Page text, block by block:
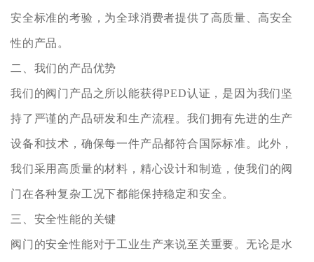
安全标准的考验，为全球消费者提供了高质量、高安全
性的产品。
二、我们的产品优势
我们的阀门产品之所以能获得PED认证，是因为我们坚
持了严谨的产品研发和生产流程。我们拥有先进的生产
设备和技术，确保每一件产品都符合国际标准。此外，
我们采用高质量的材料，精心设计和制造，使我们的阀
门在各种复杂工况下都能保持稳定和安全。
三、安全性能的关键
阀门的安全性能对于工业生产来说至关重要。无论是水